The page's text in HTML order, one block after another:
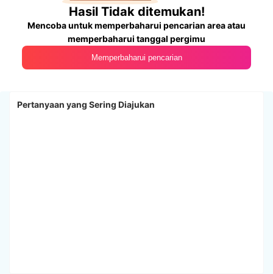
Hasil Tidak ditemukan!
Mencoba untuk memperbaharui pencarian area atau
memperbaharui tanggal pergimu
Memperbaharui pencarian
Pertanyaan yang Sering Diajukan